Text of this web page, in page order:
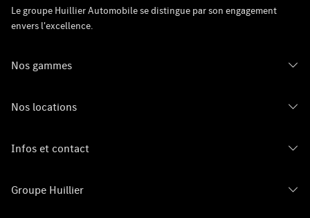
Le groupe Huillier Automobile se distingue par son engagement
envers l'excellence.
Nos gammes
Nos locations
Infos et contact
Groupe Huillier